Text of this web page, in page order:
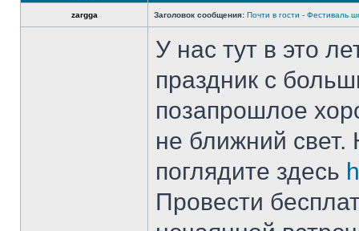
zargga Заголовок сообщения: Почти в гости - Фестиваль
У нас тут в это
праздник с
позапрошлое
не ближний свет.
поглядите здесь
Провести